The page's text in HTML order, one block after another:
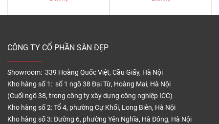
CÔNG TY CỔ PHẦN SÀN ĐẸP
Showroom: 339 Hoàng Quốc Việt, Cầu Giấy, Hà Nội
Kho hàng số 1: số 1 ngõ 38 Đại Từ, Hoàng Mai, Hà Nội
(Cuối ngõ 38, trong công ty xây dựng công nghiệp ICC)
Kho hàng số 2: Tổ 4, phường Cự Khối, Long Biên, Hà Nội
Kho hàng số 3: Đường 6, phường Yên Nghĩa, Hà Đông, Hà Nội